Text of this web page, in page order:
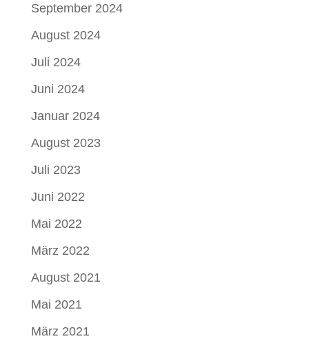
September 2024
August 2024
Juli 2024
Juni 2024
Januar 2024
August 2023
Juli 2023
Juni 2022
Mai 2022
März 2022
August 2021
Mai 2021
März 2021